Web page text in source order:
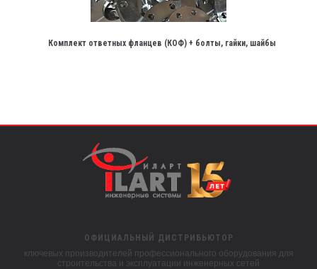
Комплект ответных фланцев (КОФ) + болты, гайки, шайбы
ОФИЦИАЛЬНЫЙ ДИСТРИБЬЮТОР
ключевых производителей профессионального оборудования для
строительства и эксплуатации инженерных сетей